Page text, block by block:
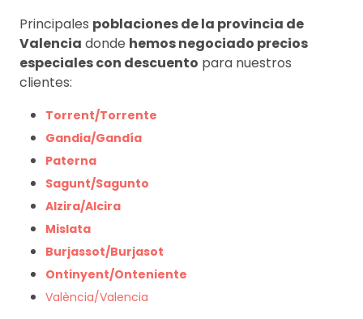
Principales poblaciones de la provincia de
Valencia donde hemos negociado precios
especiales con descuento para nuestros
clientes:
Torrent/Torrente
Gandia/Gandía
Paterna
Sagunt/Sagunto
Alzira/Alcira
Mislata
Burjassot/Burjasot
Ontinyent/Onteniente
València/Valencia